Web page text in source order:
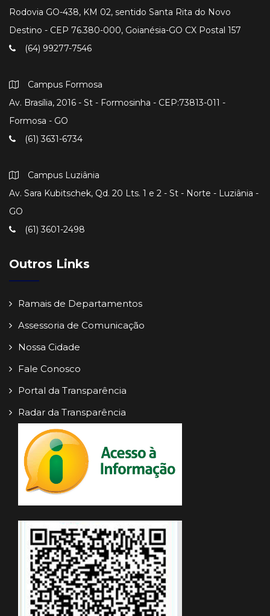
Rodovia GO-438, KM 02, sentido Santa Rita do Novo
Destino - CEP 76.380-000, Goianésia-GO CX Postal 157
(64) 99277-7546
Campus Formosa
Av. Brasília, 2016 - St - Formosinha - CEP:73813-011 -
Formosa - GO
(61) 3631-6734
Campus Luziânia
Av. Sara Kubitschek, Qd. 20 Lts. 1 e 2 - St - Norte - Luziânia -
GO
(61) 3601-2498
Outros Links
Ramais de Departamentos
Assessoria de Comunicação
Nossa Cidade
Fale Conosco
Portal da Transparência
Radar da Transparência